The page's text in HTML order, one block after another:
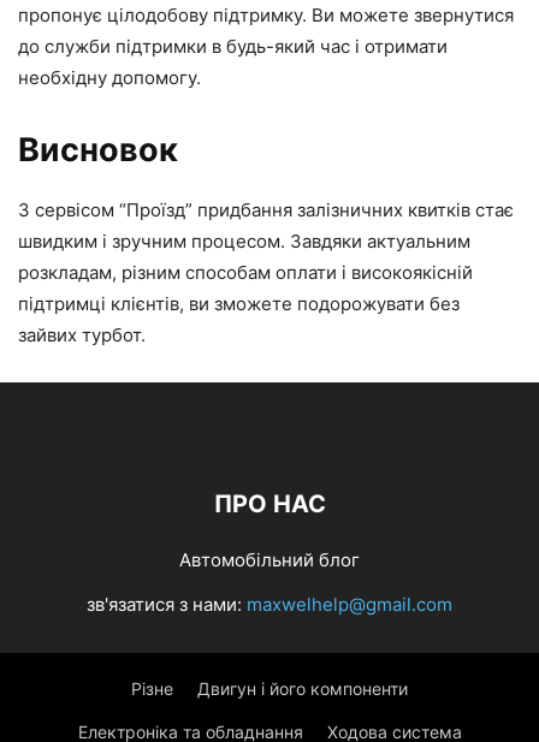
пропонує цілодобову підтримку. Ви можете звернутися
до служби підтримки в будь-який час і отримати
необхідну допомогу.
Висновок
З сервісом “Проїзд” придбання залізничних квитків стає
швидким і зручним процесом. Завдяки актуальним
розкладам, різним способам оплати і високоякісній
підтримці клієнтів, ви зможете подорожувати без
зайвих турбот.
ПРО НАС
Автомобільний блог
зв'язатися з нами: maxwelhelp@gmail.com
Різне Двигун і його компоненти
Електроніка та обладнання Ходова система